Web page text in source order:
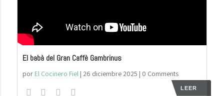
El babà del Gran Caffè Gambrinus
por El Cocinero Fiel| 26 diciembre 2025 | 0 Comments
LEER